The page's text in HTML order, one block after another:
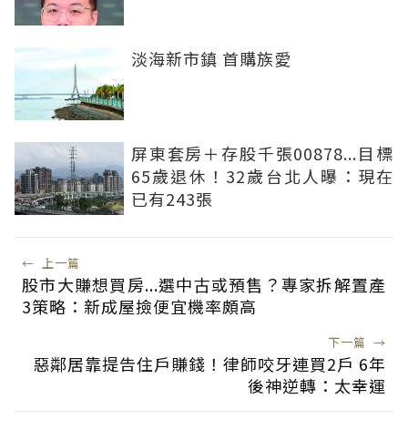
淡海新市鎮 首購族愛
屏東套房＋存股千張00878...目標
65歲退休！32歲台北人曝：現在
已有243張
← 上一篇
股市大賺想買房...選中古或預售？專家拆解置產
3策略：新成屋撿便宜機率頗高
下一篇 →
惡鄰居靠提告住戶賺錢！律師咬牙連買2戶 6年
後神逆轉：太幸運